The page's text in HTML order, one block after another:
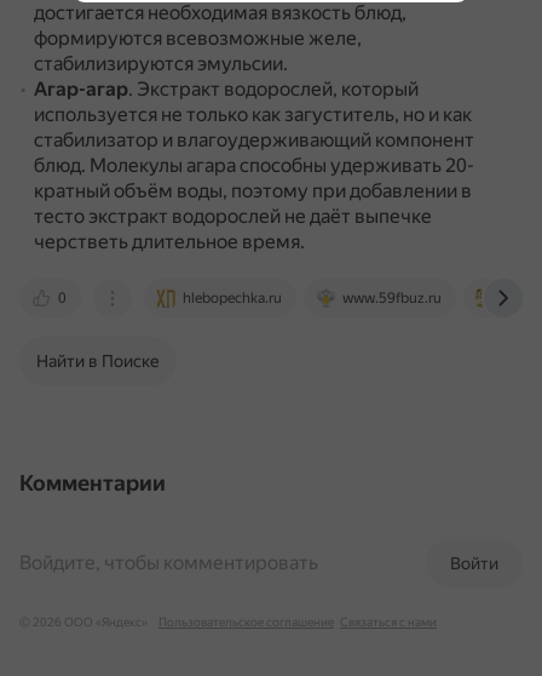
достигается необходимая вязкость блюд,
формируются всевозможные желе,
стабилизируются эмульсии.
Агар-агар. Экстракт водорослей, который
используется не только как загуститель, но и как
стабилизатор и влагоудерживающий компонент
блюд. Молекулы агара способны удерживать 20-
кратный объём воды, поэтому при добавлении в
тесто экстракт водорослей не даёт выпечке
черстветь длительное время.
0 hlebopechka.ru www.59fbuz.ru hij.ru
Найти в Поиске
Комментарии
Войти
Войдите, чтобы комментировать
© 2026 ООО «Яндекс» Пользовательское соглашение Связаться с нами